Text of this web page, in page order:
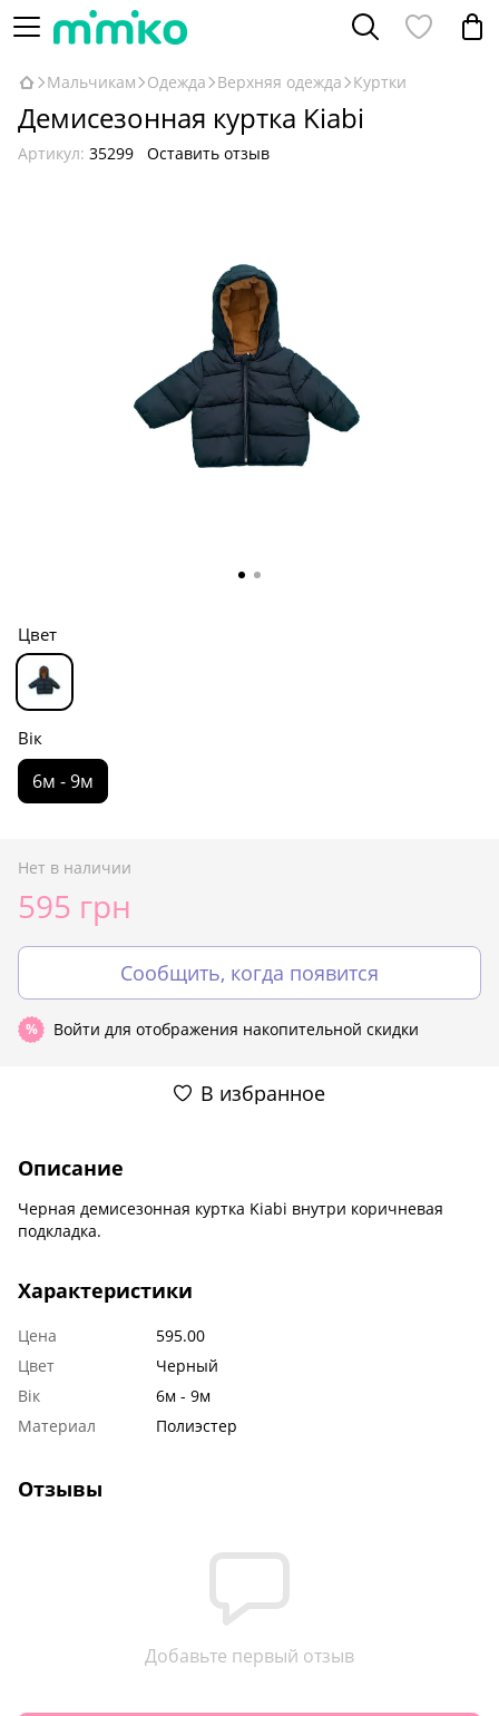
Мальчикам Одежда Верхняя одежда Куртки
Демисезонная куртка Kiabi
Артикул: 35299 Оставить отзыв
Цвет
Вік
6м - 9м
Нет в наличии
595 грн
Сообщить, когда появится
% Войти для отображения накопительной скидки
В избранное
Описание
Черная демисезонная куртка Kiabi внутри коричневая
подкладка.
Характеристики
Цена
595.00
Цвет
Черный
Вік
6м - 9м
Материал
Полиэстер
Отзывы
Добавьте первый отзыв